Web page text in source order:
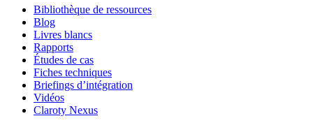
Bibliothèque de ressources
Blog
Livres blancs
Rapports
Études de cas
Fiches techniques
Briefings d’intégration
Vidéos
Claroty Nexus